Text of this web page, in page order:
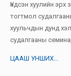
Үндсэн хуулийн эрх
тогтмол
хуульчдын дунд
судалгааны
ЦААШ УНШИХ...